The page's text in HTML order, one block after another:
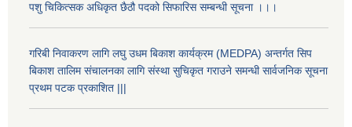
पशु चिकित्सक अधिकृत छैठौ पदको सिफारिस सम्बन्धी सूचना ।।।
गरिबी निवाकरण लागि लघु उधम बिकाश कार्यक्रम (MEDPA) अन्तर्गत सिप
बिकाश तालिम संचालनका लागि संस्था सुचिकृत गराउने समन्धी सार्वजनिक सूचना
प्रथम पटक प्रकाशित |||